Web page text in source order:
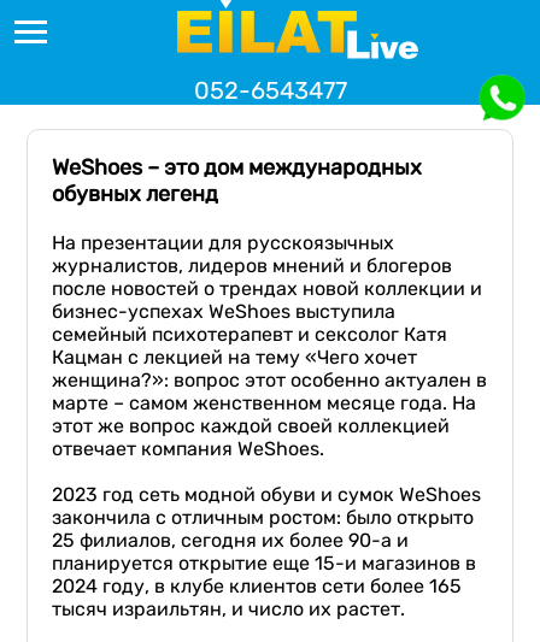
052-6543477
WeShoes – это дом международных
обувных легенд
На презентации для русскоязычных
журналистов, лидеров мнений и блогеров
после новостей о трендах новой коллекции и
бизнес-успехах WeShoes выступила
семейный психотерапевт и сексолог Катя
Кацман с лекцией на тему «Чего хочет
женщина?»: вопрос этот особенно актуален в
марте – самом женственном месяце года. На
этот же вопрос каждой своей коллекцией
отвечает компания WeShoes.
2023 год сеть модной обуви и сумок WeShoes
закончила с отличным ростом: было открыто
25 филиалов, сегодня их более 90-а и
планируется открытие еще 15-и магазинов в
2024 году, в клубе клиентов сети более 165
тысяч израильтян, и число их растет.